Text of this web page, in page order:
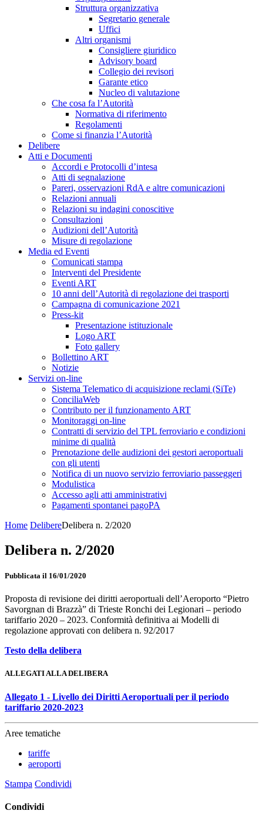
Struttura organizzativa
Segretario generale
Uffici
Altri organismi
Consigliere giuridico
Advisory board
Collegio dei revisori
Garante etico
Nucleo di valutazione
Che cosa fa l’Autorità
Normativa di riferimento
Regolamenti
Come si finanzia l’Autorità
Delibere
Atti e Documenti
Accordi e Protocolli d’intesa
Atti di segnalazione
Pareri, osservazioni RdA e altre comunicazioni
Relazioni annuali
Relazioni su indagini conoscitive
Consultazioni
Audizioni dell’Autorità
Misure di regolazione
Media ed Eventi
Comunicati stampa
Interventi del Presidente
Eventi ART
10 anni dell’Autorità di regolazione dei trasporti
Campagna di comunicazione 2021
Press-kit
Presentazione istituzionale
Logo ART
Foto gallery
Bollettino ART
Notizie
Servizi on-line
Sistema Telematico di acquisizione reclami (SiTe)
ConciliaWeb
Contributo per il funzionamento ART
Monitoraggi on-line
Contratti di servizio del TPL ferroviario e condizioni
minime di qualità
Prenotazione delle audizioni dei gestori aeroportuali
con gli utenti
Notifica di un nuovo servizio ferroviario passeggeri
Modulistica
Accesso agli atti amministrativi
Pagamenti spontanei pagoPA
Home DelibereDelibera n. 2/2020
Delibera n. 2/2020
Pubblicata il 16/01/2020
Proposta di revisione dei diritti aeroportuali dell’Aeroporto “Pietro
Savorgnan di Brazzà” di Trieste Ronchi dei Legionari – periodo
tariffario 2020 – 2023. Conformità definitiva ai Modelli di
regolazione approvati con delibera n. 92/2017
Testo della delibera
ALLEGATI ALLA DELIBERA
Allegato 1 - Livello dei Diritti Aeroportuali per il periodo
tariffario 2020-2023
Aree tematiche
tariffe
aeroporti
Stampa Condividi
Condividi